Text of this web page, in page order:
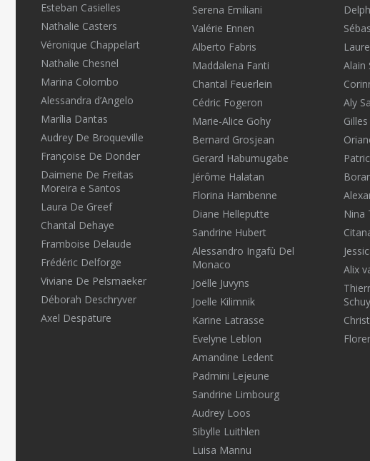
Esteban Casielles
Nathalie Casters
Véronique Chappelart
Nathalie Chesnel
Marina Colombo
Alessandra d’Angelo
Marília Dantas
Audrey De Broqueville
Françoise De Donder
Daimene De Freitas
Moreira e Santos
Laura De Greef
Chantal Dehaye
Framboise Delaude
Frédéric Delforge
Viviane De Pelsmaeker
Déborah Deschryver
Axel Despature
Serena Emiliani
Valérie Ennen
Alberto Fabris
Maddalena Fanti
Chantal Feuerlein
Cédric Fogeron
Marie-Alice Gohy
Bernard Grosjean
Gerard Habumugabe
Jérôme Halatan
Florina Hambenne
Diane Helleputte
Sandrine Hubert
Alessandro Ingafù Del
Monaco
Joëlle Juvyns
Joelle Kilimnik
Karine Latrasse
Evelyne Leblon
Amandine Ledent
Padmini Lejeune
Sandrine Limbourg
Audrey Loos
Sibylle Luithlen
Luisa Mannu
Alain
Aly
Nina
Alix